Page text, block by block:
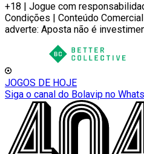
+18 | Jogue com
Condições | Conteúdo
adverte: Aposta não é
JOGOS DE HOJE
Siga o canal do Bolavip no